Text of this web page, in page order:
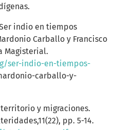
indio en tiempos
Carballo y Francisco
Magisterial.
ser-indio-en-tiempos-
carballo-y-
territorio y migraciones.
pp. 5-14.